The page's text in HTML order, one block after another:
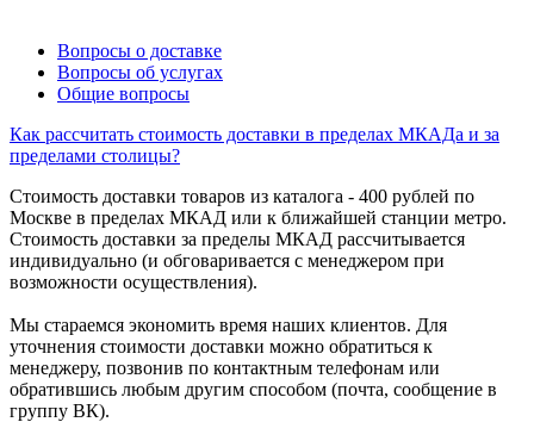
Вопросы о доставке
Вопросы об услугах
Общие вопросы
Как рассчитать стоимость доставки в пределах МКАДа и за
пределами столицы?
Стоимость доставки товаров из каталога - 400 рублей по
Москве в пределах МКАД или к ближайшей станции метро.
Стоимость доставки за пределы МКАД рассчитывается
индивидуально (и обговаривается с менеджером при
возможности осуществления).
Мы стараемся экономить время наших клиентов. Для
уточнения стоимости доставки можно обратиться к
менеджеру, позвонив по контактным телефонам или
обратившись любым другим способом (почта, сообщение в
группу ВК).